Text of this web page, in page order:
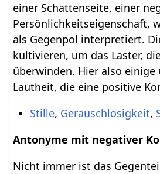
einer Schattenseite, einer
Persönlichkeitseigenschaft,
als Gegenpol interpretiert.
kultivieren, um das Laster,
überwinden. Hier also einige
Lautheit, die eine positive
Stille, Geräuschlosigkeit,
Antonyme mit negativer
Nicht immer ist das